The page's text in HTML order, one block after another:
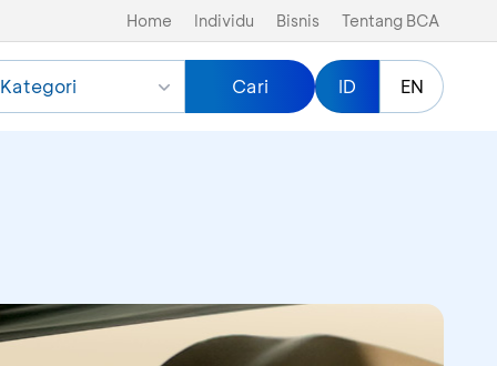
Home Individu Bisnis Tentang BCA
Kategori Cari ID EN